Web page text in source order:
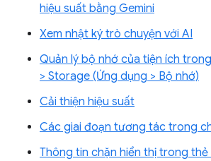
hiệu suất bằng Gemini
Xem nhật ký trò chuyện với AI
Quản lý bộ nhớ của tiện ích
> Storage (Ứng dụng > Bộ nhớ)
Cải thiện hiệu suất
Các giai đoạn tương tác trong
Thông tin chặn hiển thị trong thẻ